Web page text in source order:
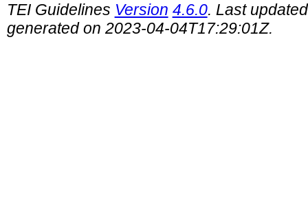
TEI Guidelines Version 4.6.0. Last
generated on 2023-04-04T17:29:01Z.